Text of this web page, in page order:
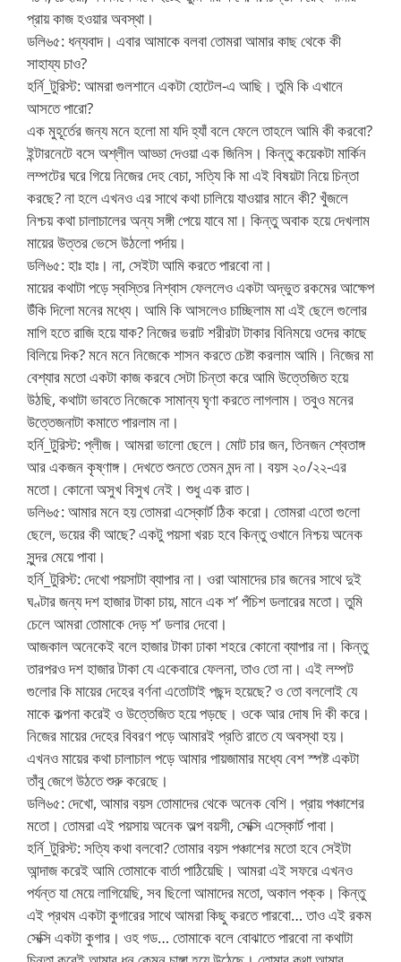
প্রায় কাজ হওয়ার অবস্থা।
ডলি৬৫: ধন্যবাদ। এবার আমাকে বলবা তোমরা আমার কাছ থেকে কী
সাহায্য চাও?
হর্নি_টুরিস্ট: আমরা গুলশানে একটা হোটেল-এ আছি। তুমি কি এখানে
আসতে পারো?
এক মুহূর্তের জন্য মনে হলো মা যদি হ্যাঁ বলে ফেলে তাহলে আমি কী করবো?
ইন্টারনেটে বসে অশ্লীল আড্ডা দেওয়া এক জিনিস। কিন্তু কয়েকটা মার্কিন
লম্পটের ঘরে গিয়ে নিজের দেহ বেচা, সত্যি কি মা এই বিষয়টা নিয়ে চিন্তা
করছে? না হলে এখনও এর সাথে কথা চালিয়ে যাওয়ার মানে কী? খুঁজলে
নিশ্চয় কথা চালাচালের অন্য সঙ্গী পেয়ে যাবে মা। কিন্তু অবাক হয়ে দেখলাম
মায়ের উত্তর ভেসে উঠলো পর্দায়।
ডলি৬৫: হাঃ হাঃ। না, সেইটা আমি করতে পারবো না।
মায়ের কথাটা পড়ে স্বস্তির নিশ্বাস ফেললেও একটা অদ্ভুত রকমের আক্ষেপ
উঁকি দিলো মনের মধ্যে। আমি কি আসলেও চাচ্ছিলাম মা এই ছেলে গুলোর
মাগি হতে রাজি হয়ে যাক? নিজের ভরাট শরীরটা টাকার বিনিময়ে ওদের কাছে
বিলিয়ে দিক? মনে মনে নিজেকে শাসন করতে চেষ্টা করলাম আমি। নিজের মা
বেশ্যার মতো একটা কাজ করবে সেটা চিন্তা করে আমি উত্তেজিত হয়ে
উঠছি, কথাটা ভাবতে নিজেকে সামান্য ঘৃণা করতে লাগলাম। তবুও মনের
উত্তেজনাটা কমাতে পারলাম না।
হর্নি_টুরিস্ট: প্লীজ। আমরা ভালো ছেলে। মোট চার জন, তিনজন শ্বেতাঙ্গ
আর একজন কৃষ্ণাঙ্গ। দেখতে শুনতে তেমন মন্দ না। বয়স ২০/২২-এর
মতো। কোনো অসুখ বিসুখ নেই। শুধু এক রাত।
ডলি৬৫: আমার মনে হয় তোমরা এস্কোর্ট ঠিক করো। তোমরা এতো গুলো
ছেলে, ভয়ের কী আছে? একটু পয়সা খরচ হবে কিন্তু ওখানে নিশ্চয় অনেক
সুন্দর মেয়ে পাবা।
হর্নি_টুরিস্ট: দেখো পয়সাটা ব্যাপার না। ওরা আমাদের চার জনের সাথে দুই
ঘণ্টার জন্য দশ হাজার টাকা চায়, মানে এক শ’ পঁচিশ ডলারের মতো। তুমি
চেলে আমরা তোমাকে দেড় শ’ ডলার দেবো।
আজকাল অনেকেই বলে হাজার টাকা ঢাকা শহরে কোনো ব্যাপার না। কিন্তু
তারপরও দশ হাজার টাকা যে একেবারে ফেলনা, তাও তো না। এই লম্পট
গুলোর কি মায়ের দেহের বর্ণনা এতোটাই পছন্দ হয়েছে? ও তো বললোই যে
মাকে কল্পনা করেই ও উত্তেজিত হয়ে পড়ছে। ওকে আর দোষ দি কী করে।
নিজের মায়ের দেহের বিবরণ পড়ে আমারই প্রতি রাতে যে অবস্থা হয়।
এখনও মায়ের কথা চালাচাল পড়ে আমার পায়জামার মধ্যে বেশ স্পষ্ট একটা
তাঁবু জেগে উঠতে শুরু করেছে।
ডলি৬৫: দেখো, আমার বয়স তোমাদের থেকে অনেক বেশি। প্রায় পঞ্চাশের
মতো। তোমরা এই পয়সায় অনেক অল্প বয়সী, সেক্সি এস্কোর্ট পাবা।
হর্নি_টুরিস্ট: সত্যি কথা বলবো? তোমার বয়স পঞ্চাশের মতো হবে সেইটা
আন্দাজ করেই আমি তোমাকে বার্তা পাঠিয়েছি। আমরা এই সফরে এখনও
পর্যন্ত যা মেয়ে লাগিয়েছি, সব ছিলো আমাদের মতো, অকাল পক্ক। কিন্তু
এই প্রথম একটা কুগারের সাথে আমরা কিছু করতে পারবো… তাও এই রকম
সেক্সি একটা কুগার। ওহ গড… তোমাকে বলে বোঝাতে পারবো না কথাটা